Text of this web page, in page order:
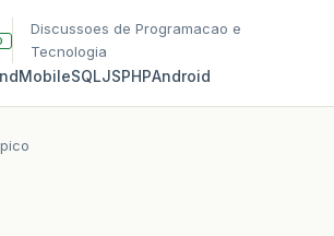
Discussoes de Programacao e
Tecnologia
MobileSQLJSPHPAndroid